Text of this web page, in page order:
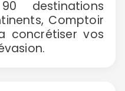
destinations
Comptoir
concrétiser vos